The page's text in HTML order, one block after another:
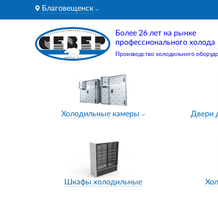
Благовещенск
Более 26 лет на рынке
профессионального холода
Производство холодильного
Холодильные камеры Двери
Шкафы холодильные